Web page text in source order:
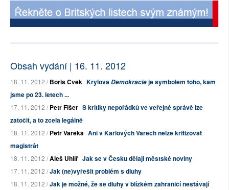
Obsah vydání | 16. 11. 2012
18. 11. 2012 /Boris Cvek KrylovaDemokracieje symbolem toho, kam
jsme po 23. letech ...
17. 11. 2012 /Petr Fišer S kritiky nepořádků ve veřejné správě lze
zatočit, a to zcela legálně
18. 11. 2012 /Petr Vařeka Ani v Karlových Varech nelze kritizovat
magistrát
18. 11. 2012 /Aleš Uhlíř Jak se v Česku dělají městské noviny
17. 11. 2012 /Jak (ne)vyřešit problém s dluhy
18. 11. 2012 /Jak je možné, že se dluhy v blízkém zahraničí nestávají